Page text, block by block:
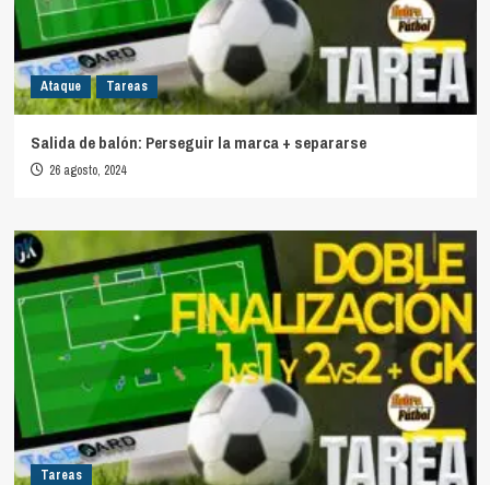
Ataque Tareas
Salida de balón: Perseguir la marca + separarse
26 agosto, 2024
Tareas